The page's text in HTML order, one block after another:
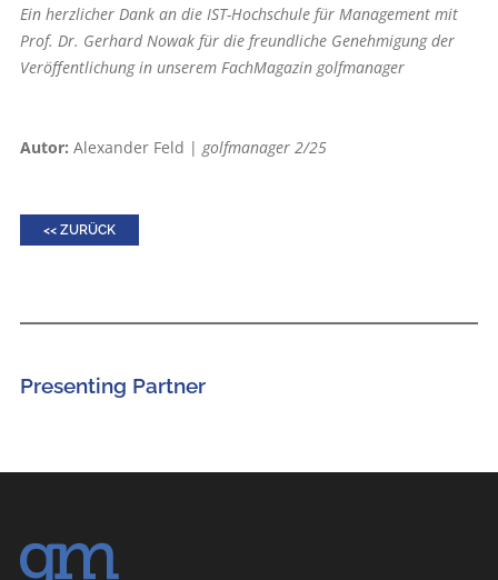
Ein herzlicher Dank an die IST-Hochschule für Management mit
Prof. Dr. Gerhard Nowak für die freundliche Genehmigung der
Veröffentlichung in unserem FachMagazin golfmanager
Autor: Alexander Feld | golfmanager 2/25
<< ZURÜCK
Presenting Partner